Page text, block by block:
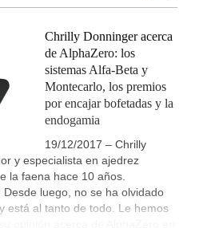
Chrilly Donninger acerca
de AlphaZero: los
sistemas Alfa-Beta y
Montecarlo, los premios
por encajar bofetadas y la
endogamia
19/12/2017 – Chrilly
y especialista en ajedrez
la faena hace 10 años.
Desde luego, no se ha olvidado
está al tanto de todo. Le hemos